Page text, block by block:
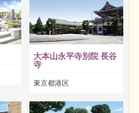
大本山永平寺別院 長谷
寺
東京都港区